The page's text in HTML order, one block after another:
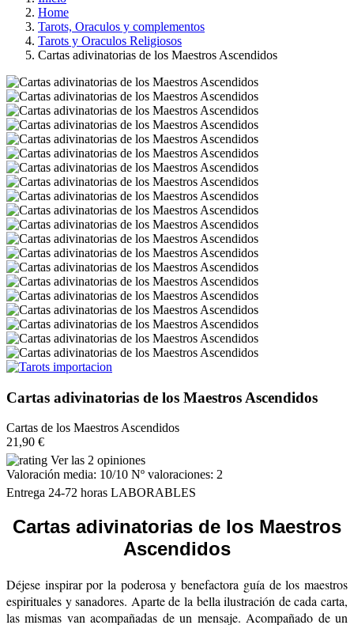
Home
Tarots, Oraculos y complementos
Tarots y Oraculos Religiosos
Cartas adivinatorias de los Maestros Ascendidos
Cartas adivinatorias de los Maestros Ascendidos
Cartas de los Maestros Ascendidos
21,90 €
Ver las 2 opiniones
Valoración media: 10/10 Nº valoraciones: 2
Entrega 24-72 horas LABORABLES
Cartas adivinatorias de los Maestros
Ascendidos
Déjese inspirar por la poderosa y benefactora guía de los maestros
espirituales y sanadores. Aparte de la bella ilustración de cada carta,
las mismas van acompañadas de un mensaje. Acompañado de un